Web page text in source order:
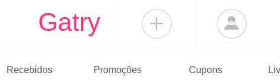
Gatry
Recebidos Promoções Cupons